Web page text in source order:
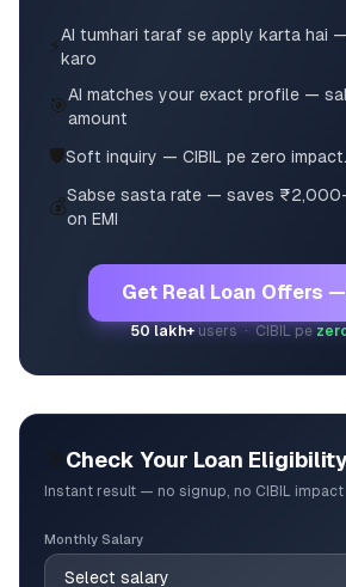
⚡AI tumhari taraf se apply karta hai
karo
🎯AI matches your exact profile —
amount
🛡️Soft inquiry — CIBIL pe zero
💰Sabse sasta rate — saves
on EMI
Get Real Loan Offers
50 lakh+users · CIBIL pe
Check Your Loan Eligibility
Instant result — no signup, no CIBIL impact
Monthly Salary